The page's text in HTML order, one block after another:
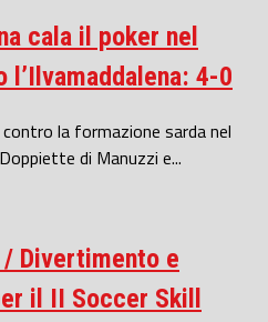
cala il poker nel
4-0
la formazione sarda nel
di Manuzzi e...
Divertimento e
il II Soccer Skill